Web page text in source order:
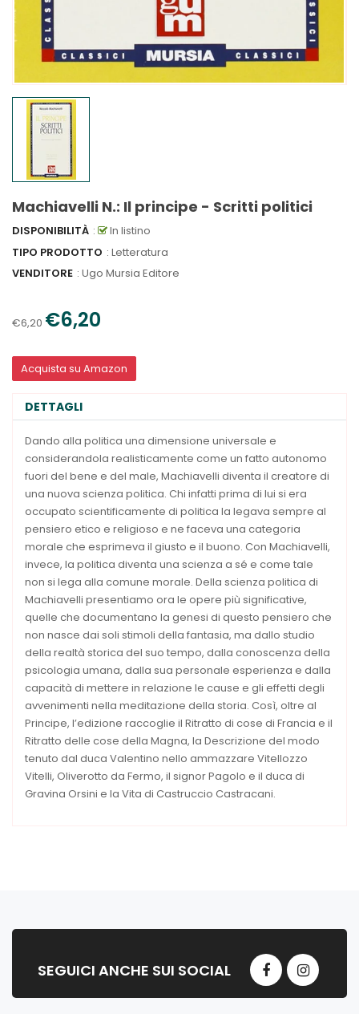
Machiavelli N.: Il principe - Scritti politici
DISPONIBILITÀ :
In listino
TIPO PRODOTTO : Letteratura
VENDITORE : Ugo Mursia Editore
€6,20 €6,20
Acquista su Amazon
DETTAGLI
Dando alla politica una dimensione universale e
considerandola realisticamente come un fatto autonomo
fuori del bene e del male, Machiavelli diventa il creatore di
una nuova scienza politica. Chi infatti prima di lui si era
occupato scientificamente di politica la legava sempre al
pensiero etico e religioso e ne faceva una categoria
morale che esprimeva il giusto e il buono. Con Machiavelli,
invece, la politica diventa una scienza a sé e come tale
non si lega alla comune morale. Della scienza politica di
Machiavelli presentiamo ora le opere più significative,
quelle che documentano la genesi di questo pensiero che
non nasce dai soli stimoli della fantasia, ma dallo studio
della realtà storica del suo tempo, dalla conoscenza della
psicologia umana, dalla sua personale esperienza e dalla
capacità di mettere in relazione le cause e gli effetti degli
avvenimenti nella meditazione della storia. Così, oltre al
Principe, l’edizione raccoglie il Ritratto di cose di Francia e il
Ritratto delle cose della Magna, la Descrizione del modo
tenuto dal duca Valentino nello ammazzare Vitellozzo
Vitelli, Oliverotto da Fermo, il signor Pagolo e il duca di
Gravina Orsini e la Vita di Castruccio Castracani.
SEGUICI ANCHE SUI SOCIAL